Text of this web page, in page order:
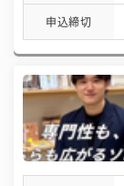
申込締切